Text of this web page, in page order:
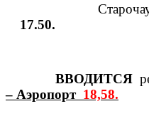
17.50.
ВВОДИТСЯ
– Аэропорт 18,58.